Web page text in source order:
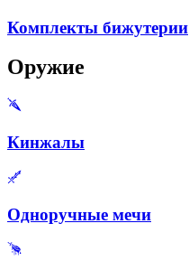
Комплекты бижутерии
Оружие
Кинжалы
Одноручные мечи